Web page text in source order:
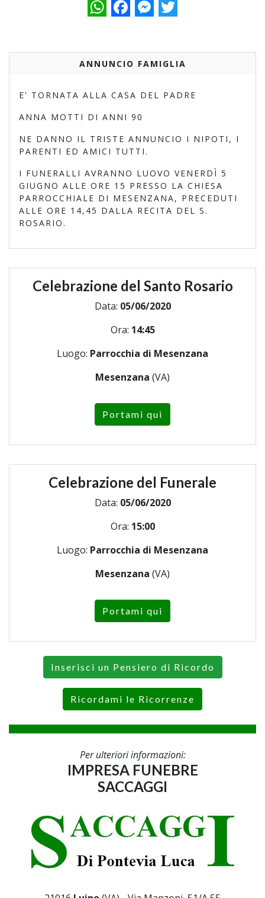
WhatsAppFacebookMessenger
Twitter
ANNUNCIO FAMIGLIA
E' TORNATA ALLA CASA DEL PADRE
ANNA MOTTI DI ANNI 90
NE DANNO IL TRISTE ANNUNCIO I NIPOTI, I
PARENTI ED AMICI TUTTI.
I FUNERALLI AVRANNO LUOVO VENERDÌ 5
GIUGNO ALLE ORE 15 PRESSO LA CHIESA
PARROCCHIALE DI MESENZANA, PRECEDUTI
ALLE ORE 14,45 DALLA RECITA DEL S.
ROSARIO.
Celebrazione del Santo Rosario
Data: 05/06/2020
Ora: 14:45
Luogo: Parrocchia di Mesenzana
Mesenzana (VA)
Portami qui
Celebrazione del Funerale
Data: 05/06/2020
Ora: 15:00
Luogo: Parrocchia di Mesenzana
Mesenzana (VA)
Portami qui
Inserisci un Pensiero di Ricordo
Ricordami le Ricorrenze
Per ulteriori informazioni:
IMPRESA FUNEBRE
SACCAGGI